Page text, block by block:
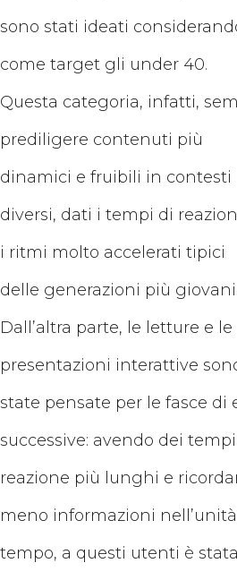
sono stati ideati
come target gli under 40.
Questa categoria, infatti,
prediligere contenuti più
dinamici e fruibili in contesti
diversi, dati i tempi di
i ritmi molto accelerati tipici
delle generazioni più giovani.
Dall’altra parte, le letture e le
presentazioni interattive
state pensate per le fasce di
successive: avendo dei
reazione più lunghi e
meno informazioni
tempo, a questi utenti è stata